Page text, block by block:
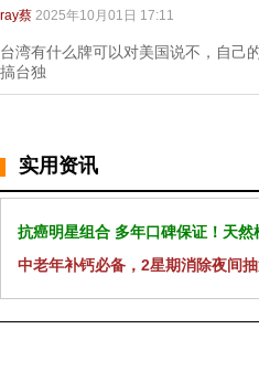
ray蔡 2025年10月01日 17:11
台湾有什么牌可以对美国说不，自己
搞台独
实用资讯
抗癌明星组合 多年口碑保证！天
中老年补钙必备，2星期消除夜间